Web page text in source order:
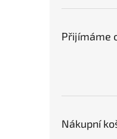
Přijímáme
Nákupní